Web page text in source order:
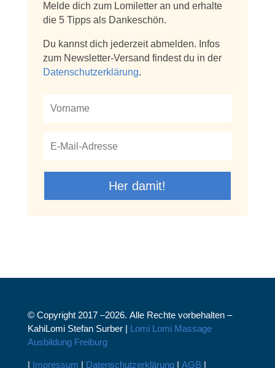
Melde dich zum Lomiletter an und erhalte
die 5 Tipps als Dankeschön.
Du kannst dich jederzeit abmelden. Infos
zum Newsletter-Versand findest du in der
Datenschutzerklärung.
Her damit!
© Copyright 2017 –2026. Alle Rechte vorbehalten –
KahiLomi Stefan Surber |
Lomi Lomi Massage
Ausbildung Freiburg
Impressum Datenschutzerklärung| AGB